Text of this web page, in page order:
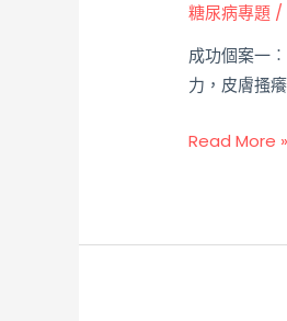
糖尿病專題 /
成功個案一
力，皮膚搔
Read More »